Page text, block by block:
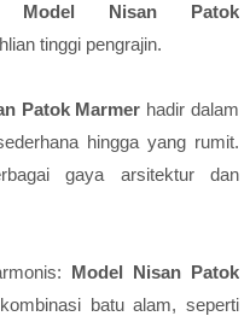
Model Nisan Patok
tinggi pengrajin.
Patok Marmer hadir dalam
hingga yang rumit.
gaya arsitektur dan
Model Nisan Patok
batu alam, seperti